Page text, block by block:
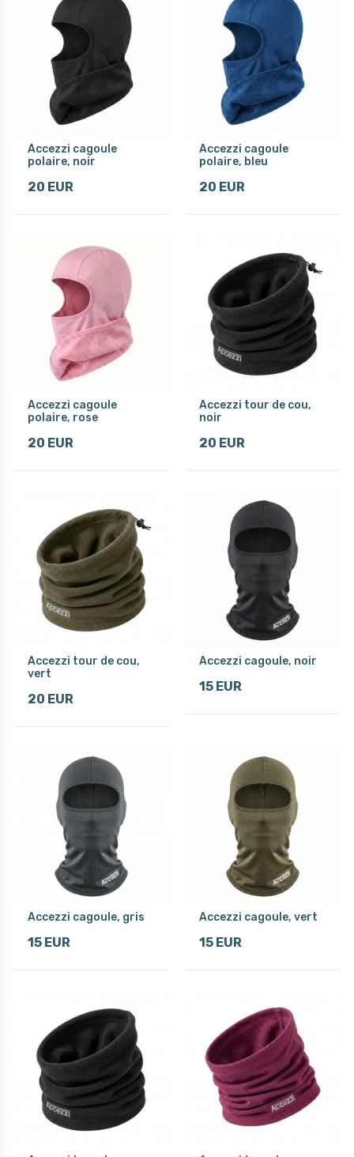
Accezzi cagoule
polaire, noir
20 EUR
Accezzi cagoule
polaire, bleu
20 EUR
Accezzi cagoule
polaire, rose
20 EUR
Accezzi tour de cou,
noir
20 EUR
Accezzi tour de cou,
vert
20 EUR
Accezzi cagoule, noir
15 EUR
Accezzi cagoule, gris
15 EUR
Accezzi cagoule, vert
15 EUR